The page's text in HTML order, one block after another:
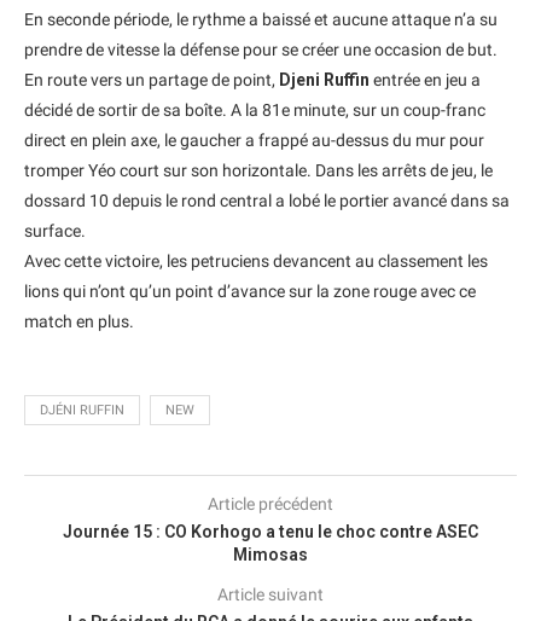
En seconde période, le rythme a baissé et aucune attaque n’a su
prendre de vitesse la défense pour se créer une occasion de but.
En route vers un partage de point, Djeni Ruffin entrée en jeu a
décidé de sortir de sa boîte. A la 81e minute, sur un coup-franc
direct en plein axe, le gaucher a frappé au-dessus du mur pour
tromper Yéo court sur son horizontale. Dans les arrêts de jeu, le
dossard 10 depuis le rond central a lobé le portier avancé dans sa
surface.
Avec cette victoire, les petruciens devancent au classement les
lions qui n’ont qu’un point d’avance sur la zone rouge avec ce
match en plus.
DJÉNI RUFFIN NEW
Article précédent
Journée 15 : CO Korhogo a tenu le choc contre ASEC
Mimosas
Article suivant